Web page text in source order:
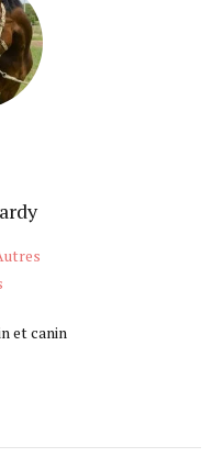
et canin